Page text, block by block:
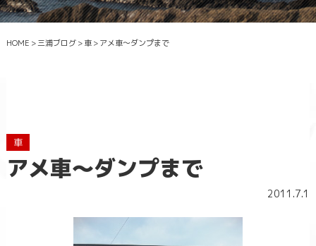
HOME >三浦ブログ>車>アメ車～ダンプまで
車
アメ車～ダンプまで
2011.7.1